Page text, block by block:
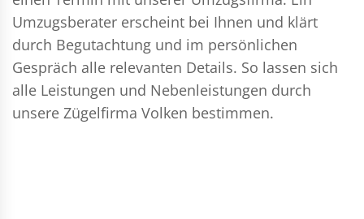
Umzugsberater erscheint bei Ihnen und klärt
durch Begutachtung und im persönlichen
Gespräch alle relevanten Details. So lassen sich
alle Leistungen und Nebenleistungen durch
unsere Zügelfirma Volken bestimmen.